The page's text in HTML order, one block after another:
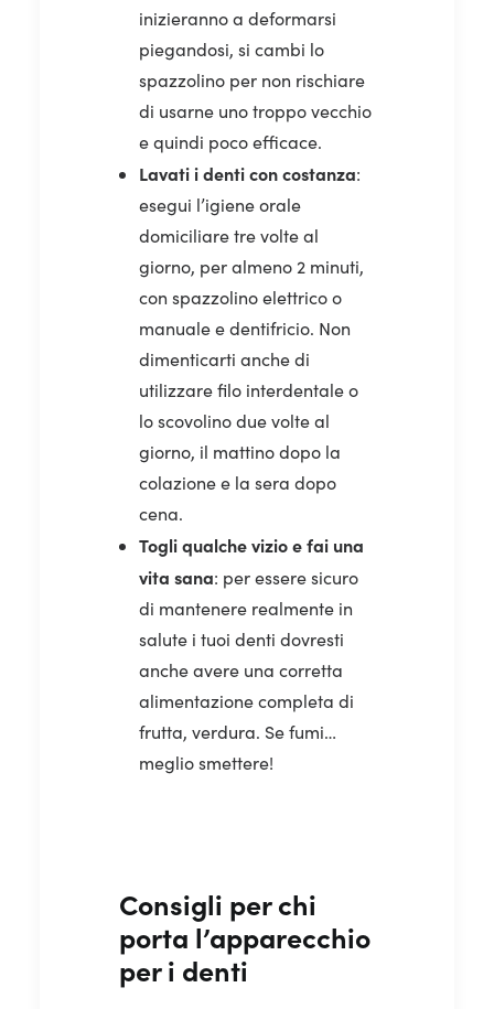
inizieranno a deformarsi
piegandosi, si cambi lo
spazzolino per non rischiare
di usarne uno troppo vecchio
e quindi poco efficace.
Lavati i denti con costanza:
esegui l’igiene orale
domiciliare tre volte al
giorno, per almeno 2 minuti,
con spazzolino elettrico o
manuale e dentifricio. Non
dimenticarti anche di
utilizzare filo interdentale o
lo scovolino due volte al
giorno, il mattino dopo la
colazione e la sera dopo
cena.
Togli qualche vizio e fai una
vita sana: per essere sicuro
di mantenere realmente in
salute i tuoi denti dovresti
anche avere una corretta
alimentazione completa di
frutta, verdura. Se fumi…
meglio smettere!
Consigli per chi
porta l’apparecchio
per i denti